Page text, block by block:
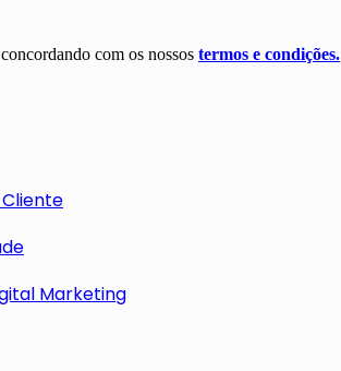
com os nossos termos e condições.
Marketing